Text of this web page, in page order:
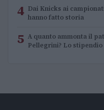
4 Dai Knicks ai
hanno fatto storia
5 A quanto ammonta il
Pellegrini? Lo stipendio